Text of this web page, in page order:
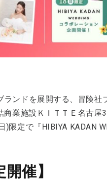
ランドを展開する、冒険
業施設ＫＩＴＴＥ名古屋
)限定で『HIBIYA KADAN
催】